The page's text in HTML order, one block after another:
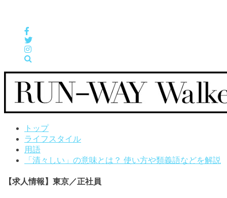
トップ
ライフスタイル
用語
「清々しい」の意味とは？ 使い方や類義語などを解説
【求人情報】東京／正社員